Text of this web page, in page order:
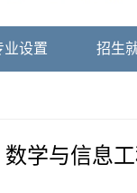
业设置 招生
数学与信息